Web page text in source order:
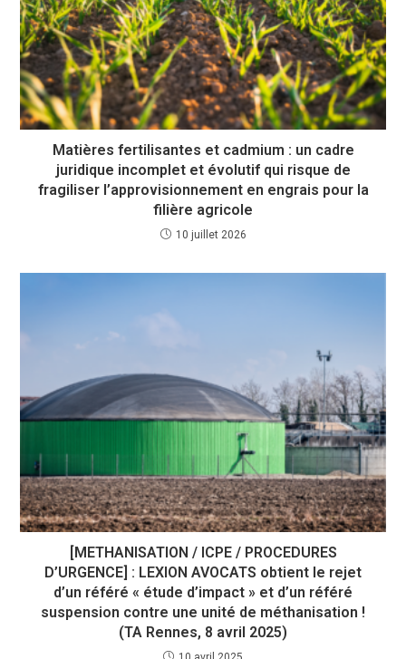
Matières fertilisantes et cadmium : un cadre
juridique incomplet et évolutif qui risque de
fragiliser l’approvisionnement en engrais pour la
filière agricole
10 juillet 2026
[METHANISATION / ICPE / PROCEDURES
D’URGENCE] : LEXION AVOCATS obtient le rejet
d’un référé « étude d’impact » et d’un référé
suspension contre une unité de méthanisation !
(TA Rennes, 8 avril 2025)